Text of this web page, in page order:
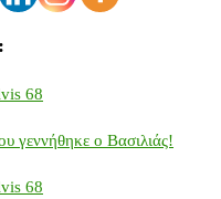
γεννήθηκε ο Βασιλιάς!